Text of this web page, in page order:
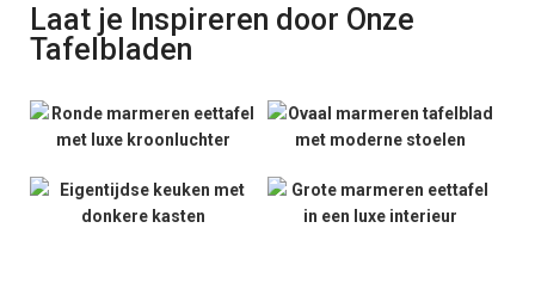
Laat je Inspireren door Onze
Tafelbladen